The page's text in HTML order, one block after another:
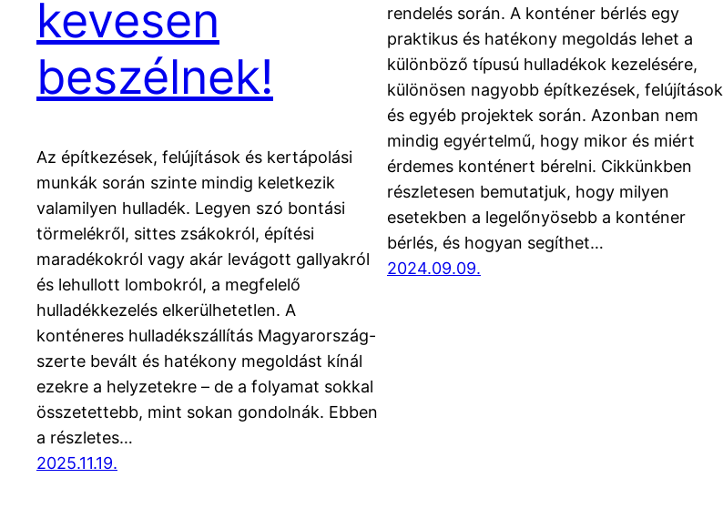
kevesen
beszélnek!
Az építkezések, felújítások és kertápolási
munkák során szinte mindig keletkezik
valamilyen hulladék. Legyen szó bontási
törmelékről, sittes zsákokról, építési
maradékokról vagy akár levágott gallyakról
és lehullott lombokról, a megfelelő
hulladékkezelés elkerülhetetlen. A
konténeres hulladékszállítás Magyarország-
szerte bevált és hatékony megoldást kínál
ezekre a helyzetekre – de a folyamat sokkal
összetettebb, mint sokan gondolnák. Ebben
a részletes…
2025.11.19.
rendelés során. A konténer bérlés egy
praktikus és hatékony megoldás lehet a
különböző típusú hulladékok kezelésére,
különösen nagyobb építkezések, felújítások
és egyéb projektek során. Azonban nem
mindig egyértelmű, hogy mikor és miért
érdemes konténert bérelni. Cikkünkben
részletesen bemutatjuk, hogy milyen
esetekben a legelőnyösebb a konténer
bérlés, és hogyan segíthet…
2024.09.09.